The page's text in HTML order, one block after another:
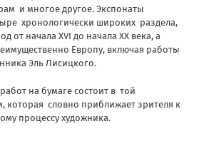
и многое другое. Экспонаты
хронологически широких раздела,
от начала XVI до начала ХХ века, а
Европу, включая работы
Эль Лисицкого.
на бумаге состоит в той
которая словно приближает зрителя к
процессу художника.